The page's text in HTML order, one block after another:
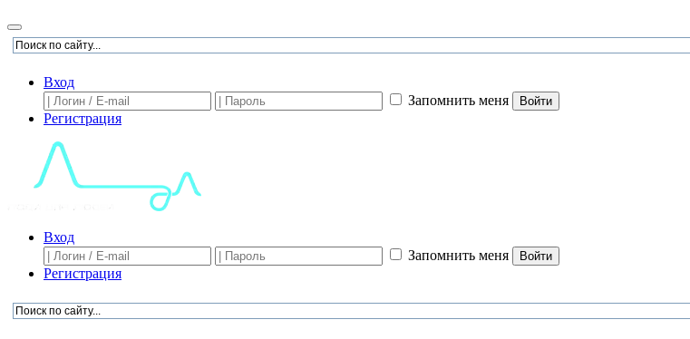
Вход
Запомнить меня
Войти
Регистрация
Вход
Запомнить меня
Войти
Регистрация